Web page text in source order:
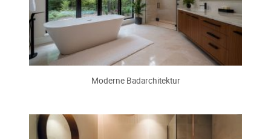
Moderne Badarchitektur